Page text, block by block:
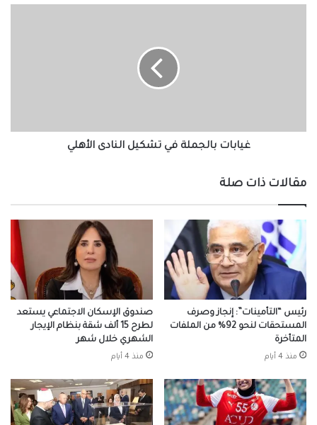
غيابات بالجملة في تشكيل النادى الأهلي
مقالات ذات صلة
رئيس “التأمينات”: إنجاز وصرف
المستحقات لنحو 92% من الملفات
المتأخرة
منذ 4 أيام
صندوق الإسكان الاجتماعي يستعد
لطرح 15 ألف شقة بنظام الإيجار
الشهري خلال شهر
منذ 4 أيام